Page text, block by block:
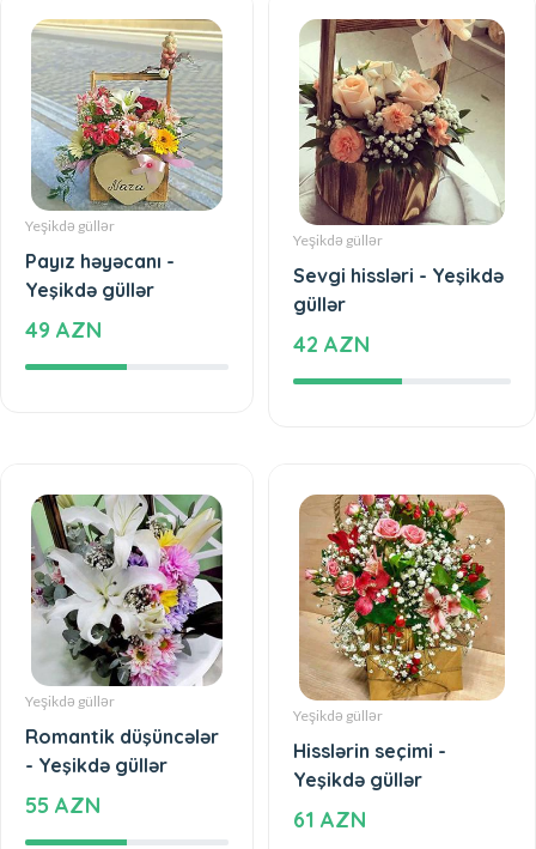
Yeşikdə güllər
Payız həyəcanı -
Yeşikdə güllər
49 AZN
Yeşikdə güllər
Sevgi hissləri - Yeşikdə
güllər
42 AZN
Yeşikdə güllər
Romantik düşüncələr
- Yeşikdə güllər
55 AZN
Yeşikdə güllər
Hisslərin seçimi -
Yeşikdə güllər
61 AZN